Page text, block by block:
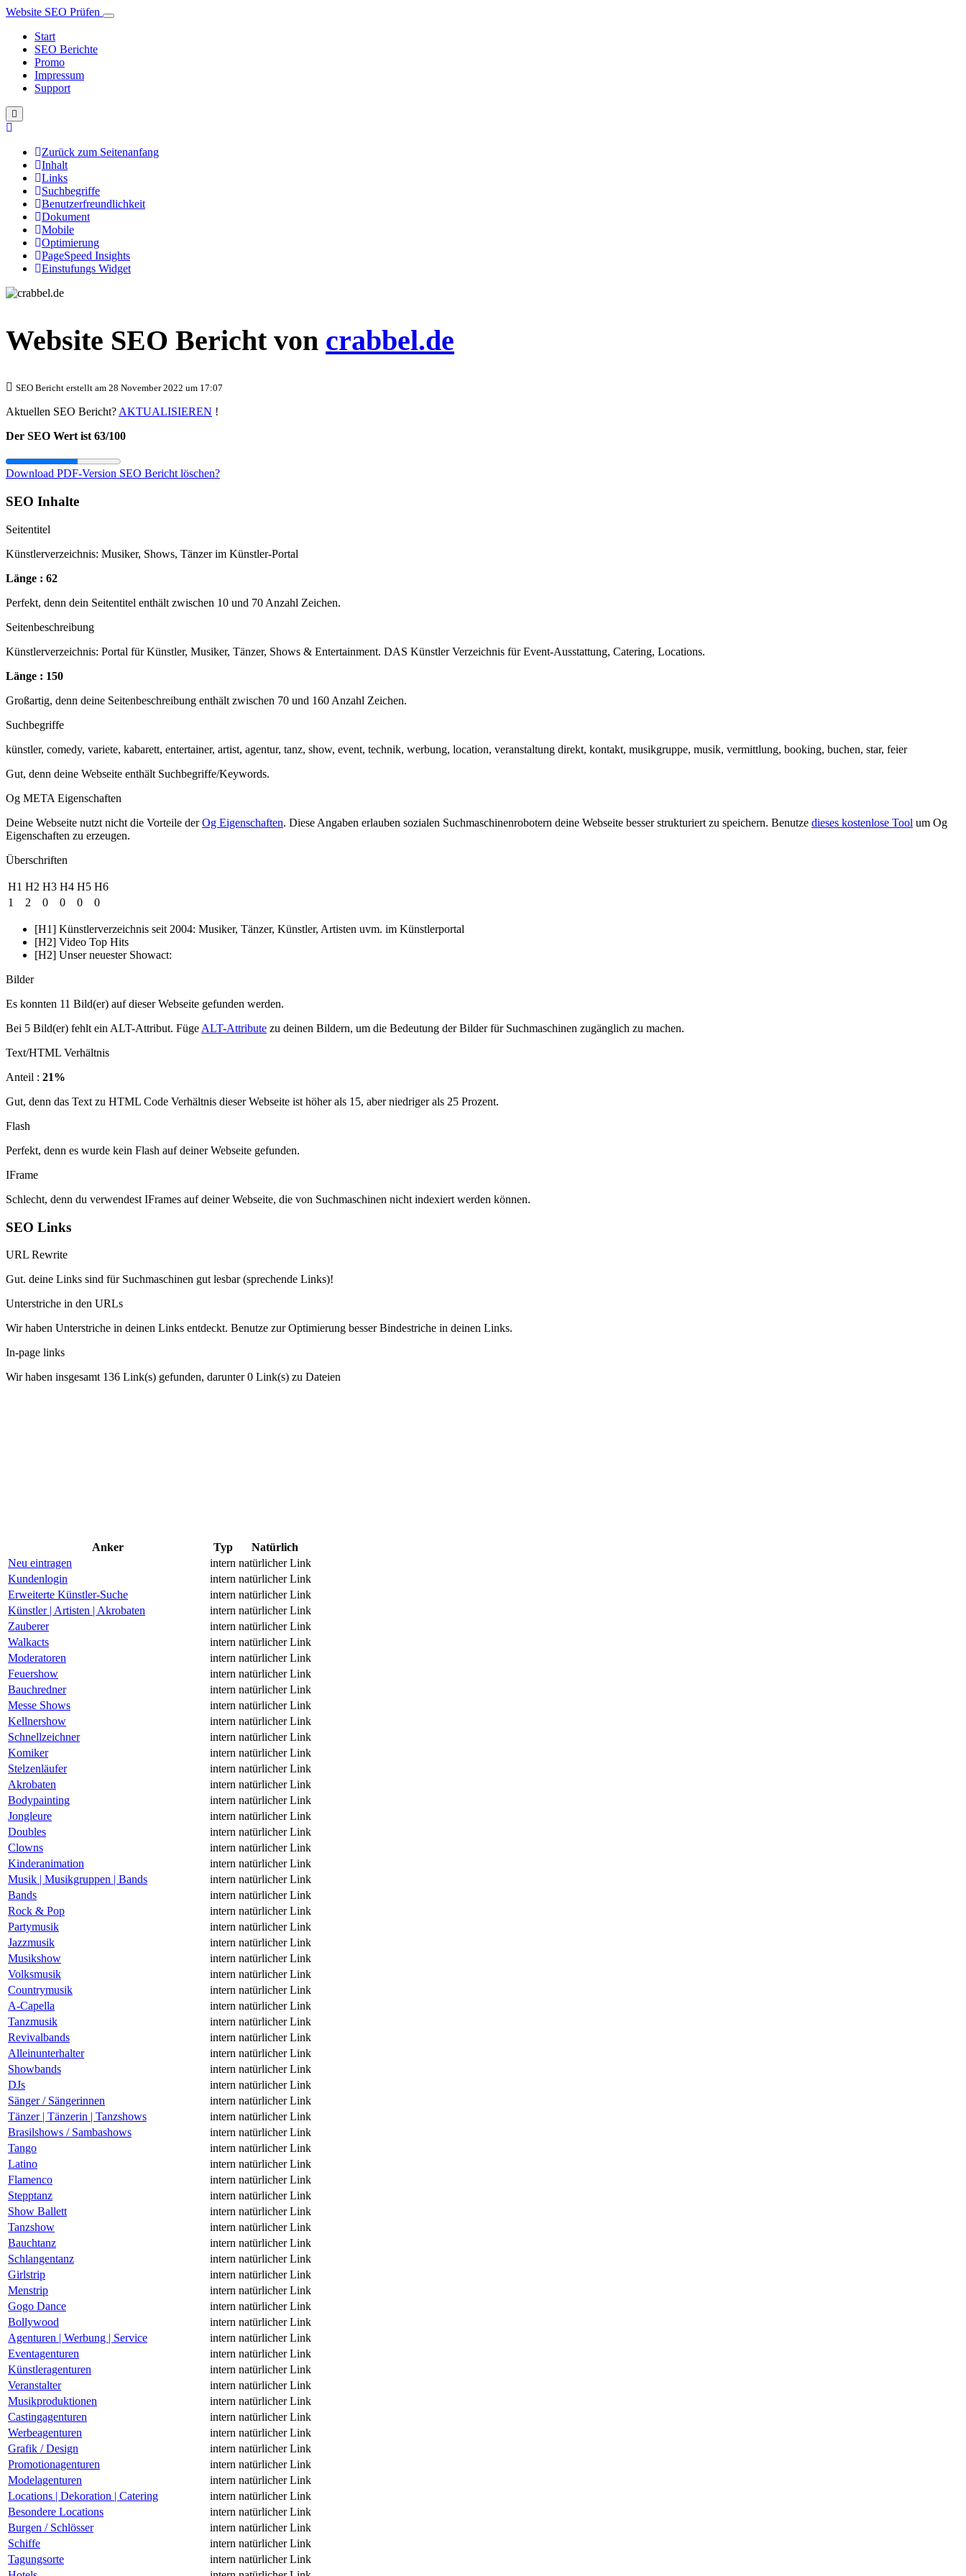
Website SEO Prüfen
Start
SEO Berichte
Promo
Impressum
Support
Zurück zum Seitenanfang
Inhalt
Links
Suchbegriffe
Benutzerfreundlichkeit
Dokument
Mobile
Optimierung
PageSpeed Insights
Einstufungs Widget
Website SEO Bericht von crabbel.de
SEO Bericht erstellt am 28 November 2022 um 17:07
Aktuellen SEO Bericht? AKTUALISIEREN !
Der SEO Wert ist 63/100
Download PDF-Version SEO Bericht löschen?
SEO Inhalte
Seitentitel
Künstlerverzeichnis: Musiker, Shows, Tänzer im Künstler-Portal
Länge : 62
Perfekt, denn dein Seitentitel enthält zwischen 10 und 70 Anzahl Zeichen.
Seitenbeschreibung
Künstlerverzeichnis: Portal für Künstler, Musiker, Tänzer, Shows & Entertainment. DAS Künstler Verzeichnis für Event-Ausstattung, Catering, Locations.
Länge : 150
Großartig, denn deine Seitenbeschreibung enthält zwischen 70 und 160 Anzahl Zeichen.
Suchbegriffe
künstler, comedy, variete, kabarett, entertainer, artist, agentur, tanz, show, event, technik, werbung, location, veranstaltung direkt, kontakt, musikgruppe, musik, vermittlung, booking, buchen, star, feier
Gut, denn deine Webseite enthält Suchbegriffe/Keywords.
Og META Eigenschaften
Deine Webseite nutzt nicht die Vorteile derOg Eigenschaften. Diese Angaben erlauben sozialen Suchmaschinenrobotern deine Webseite besser strukturiert zu speichern. Benutze dieses kostenlose Tool um Og
Eigenschaften zu erzeugen.
Überschriften
H1 H2 H3 H4 H5 H6
1
2 0 0 0 0
[H1] Künstlerverzeichnis seit 2004: Musiker, Tänzer, Künstler, Artisten uvm. im Künstlerportal
[H2] Video Top Hits
[H2] Unser neuester Showact:
Bilder
Es konnten 11 Bild(er) auf dieser Webseite gefunden werden.
Bei 5 Bild(er) fehlt ein ALT-Attribut. Füge ALT-Attribute zu deinen Bildern, um die Bedeutung der Bilder für Suchmaschinen zugänglich zu machen.
Text/HTML Verhältnis
Anteil : 21%
Gut, denn das Text zu HTML Code Verhältnis dieser Webseite ist höher als 15, aber niedriger als 25 Prozent.
Flash
Perfekt, denn es wurde kein Flash auf deiner Webseite gefunden.
IFrame
Schlecht, denn du verwendest IFrames auf deiner Webseite, die von Suchmaschinen nicht indexiert werden können.
SEO Links
URL Rewrite
Gut. deine Links sind für Suchmaschinen gut lesbar (sprechende Links)!
Unterstriche in den URLs
Wir haben Unterstriche in deinen Links entdeckt. Benutze zur Optimierung besser Bindestriche in deinen Links.
In-page links
Wir haben insgesamt 136 Link(s) gefunden, darunter 0 Link(s) zu Dateien
Anker Typ
Natürlich
Neu eintragen
intern natürlicher Link
Kundenlogin
intern natürlicher Link
Erweiterte Künstler-Suche
intern natürlicher Link
Künstler | Artisten | Akrobaten
intern natürlicher Link
Zauberer
intern natürlicher Link
Walkacts
intern natürlicher Link
Moderatoren
intern natürlicher Link
Feuershow
intern natürlicher Link
Bauchredner
intern natürlicher Link
Messe Shows
intern natürlicher Link
Kellnershow
intern natürlicher Link
Schnellzeichner
intern natürlicher Link
Komiker
intern natürlicher Link
Stelzenläufer
intern natürlicher Link
Akrobaten
intern natürlicher Link
Bodypainting
intern natürlicher Link
Jongleure
intern natürlicher Link
Doubles
intern natürlicher Link
Clowns
intern natürlicher Link
Kinderanimation
intern natürlicher Link
Musik | Musikgruppen | Bands
intern natürlicher Link
Bands
intern natürlicher Link
Rock & Pop
intern natürlicher Link
Partymusik
intern natürlicher Link
Jazzmusik
intern natürlicher Link
Musikshow
intern natürlicher Link
Volksmusik
intern natürlicher Link
Countrymusik
intern natürlicher Link
A-Capella
intern natürlicher Link
Tanzmusik
intern natürlicher Link
Revivalbands
intern natürlicher Link
Alleinunterhalter
intern natürlicher Link
Showbands
intern natürlicher Link
DJs
intern natürlicher Link
Sänger / Sängerinnen
intern natürlicher Link
Tänzer | Tänzerin | Tanzshows
intern natürlicher Link
Brasilshows / Sambashows
intern natürlicher Link
Tango
intern natürlicher Link
Latino
intern natürlicher Link
Flamenco
intern natürlicher Link
Stepptanz
intern natürlicher Link
Show Ballett
intern natürlicher Link
Tanzshow
intern natürlicher Link
Bauchtanz
intern natürlicher Link
Schlangentanz
intern natürlicher Link
Girlstrip
intern natürlicher Link
Menstrip
intern natürlicher Link
Gogo Dance
intern natürlicher Link
Bollywood
intern natürlicher Link
Agenturen | Werbung | Service
intern natürlicher Link
Eventagenturen
intern natürlicher Link
Künstleragenturen
intern natürlicher Link
Veranstalter
intern natürlicher Link
Musikproduktionen
intern natürlicher Link
Castingagenturen
intern natürlicher Link
Werbeagenturen
intern natürlicher Link
Grafik / Design
intern natürlicher Link
Promotionagenturen
intern natürlicher Link
Modelagenturen
intern natürlicher Link
Locations | Dekoration | Catering
intern natürlicher Link
Besondere Locations
intern natürlicher Link
Burgen / Schlösser
intern natürlicher Link
Schiffe
intern natürlicher Link
Tagungsorte
intern natürlicher Link